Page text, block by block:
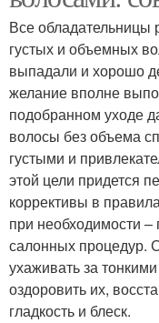
Все обладательницы
густых и объемных
выпадали и хорошо
желание вполне
подобранном уходе
волосы без объема
густыми и
этой цели придется
коррективы в
при необходимости –
салонных процедур.
ухаживать за
оздоровить их,
гладкость и блеск.